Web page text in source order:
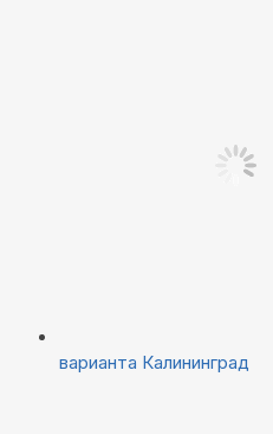
варианта Калининград